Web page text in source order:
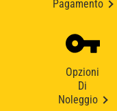
Pagamento
Opzioni
Di
Noleggio